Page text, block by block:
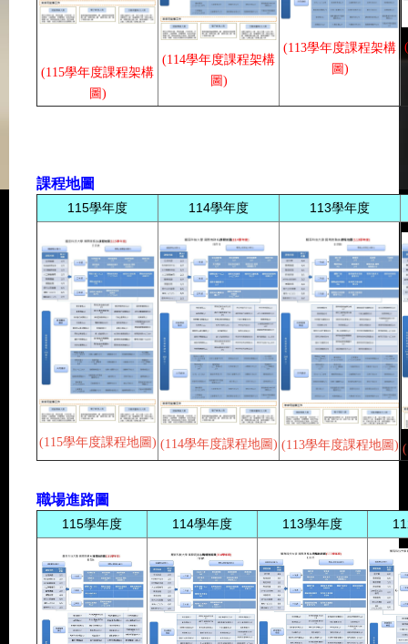
(115學年度課程架構
圖)
(114學年度課程架構
圖)
(113學年度課程架構
圖)
課程地圖
115學年度 114學年度 113學年度
(115學年度課程地圖) (114學年度課程地圖) (113學年度課程地圖)
職場進路圖
115學年度 114學年度 113學年度